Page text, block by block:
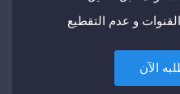
و عدم التقطيع
الآن